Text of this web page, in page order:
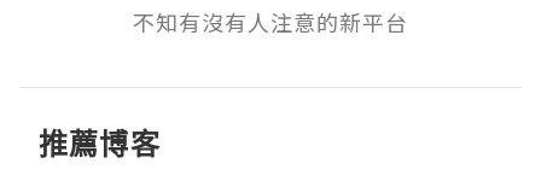
不知有沒有人注意的新平台
推薦博客